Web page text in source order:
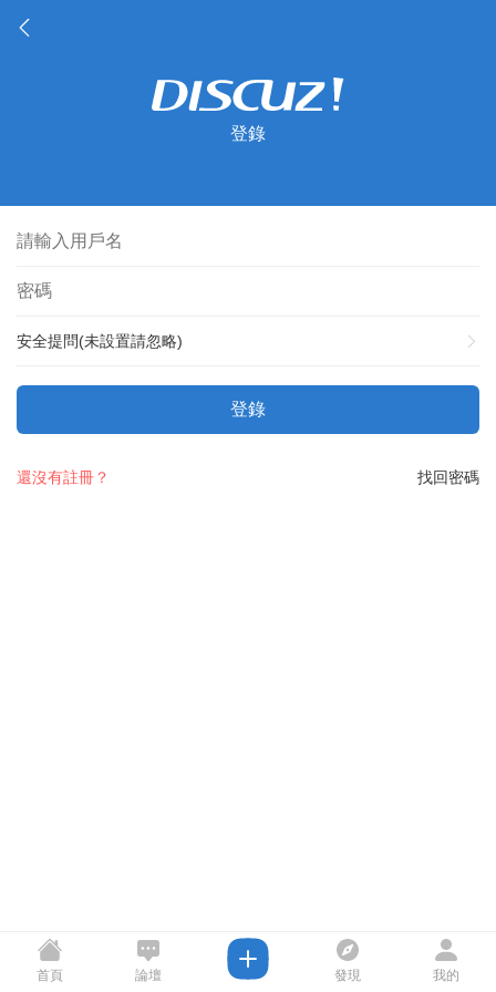
登錄
安全提問(未設置請忽略)
登錄
找回密碼
還沒有註冊？
首頁 論壇 發現 我的